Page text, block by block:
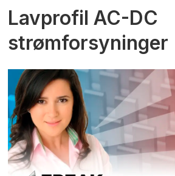
Lavprofil AC-DC
strømforsyninger